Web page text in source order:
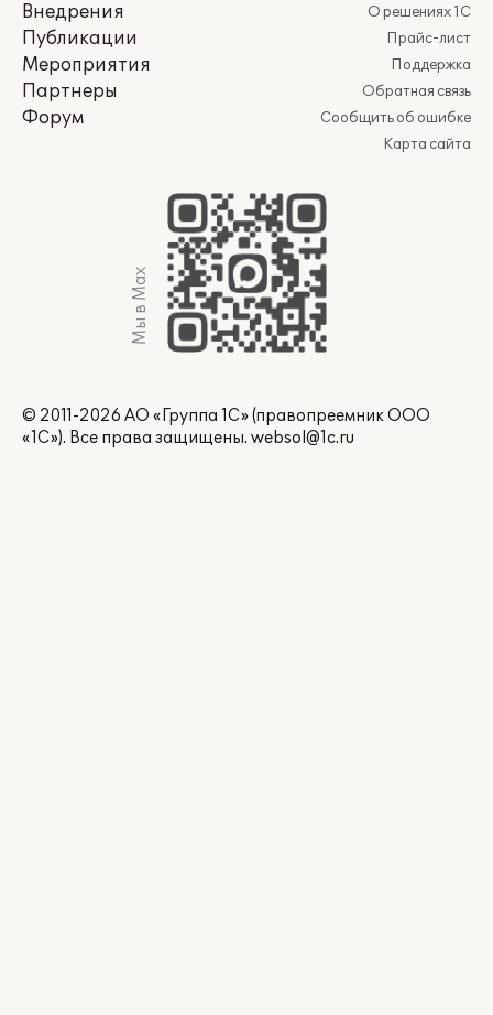
Внедрения
Публикации
Мероприятия
Партнеры
Форум
О решениях 1С
Прайс-лист
Поддержка
Обратная связь
Сообщить об ошибке
Карта сайта
Мы в Max
© 2011-2026 АО «Группа 1С» (правопреемник ООО
«1С»). Все права защищены. websol@1c.ru